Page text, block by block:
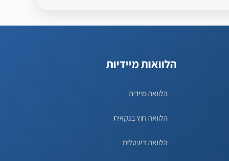
הלוואות מיידיות
הלוואה מיידית
הלוואה חוץ בנקאית
הלוואה דיגיטלית